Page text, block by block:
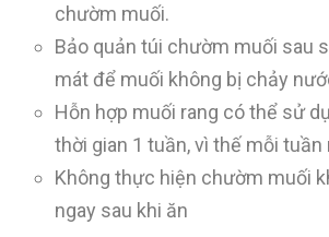
chườm muối.
Bảo quản túi chườm muối sau
mát để muối không bị chảy
Hỗn hợp muối rang có thể sử
thời gian 1 tuần, vì thế mỗi tuần
Không thực hiện chườm muối
ngay sau khi ăn